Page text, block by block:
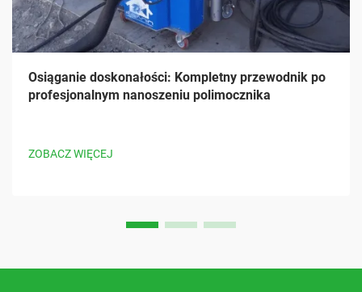
Osiąganie doskonałości: Kompletny przewodnik po
profesjonalnym nanoszeniu polimocznika
ZOBACZ WIĘCEJ